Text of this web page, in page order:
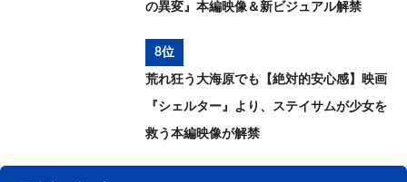
の異変』本編映像＆新ビジュアル解禁
8位
荒れ狂う大海原でも【絶対的安心感】映画
『シェルター』より、ステイサムが少女を
救う本編映像が解禁